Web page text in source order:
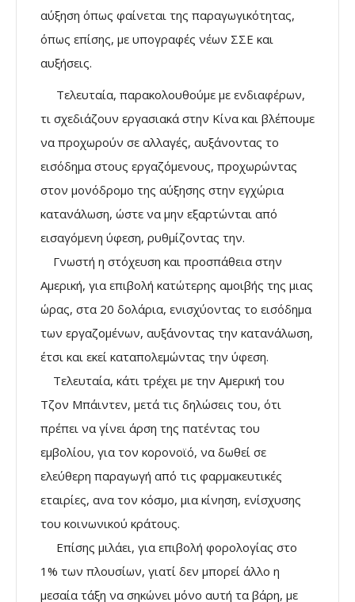
αύξηση όπως φαίνεται της παραγωγικότητας,
όπως επίσης, με υπογραφές νέων ΣΣΕ και
αυξήσεις.
Τελευταία, παρακολουθούμε με ενδιαφέρων,
τι σχεδιάζουν εργασιακά στην Κίνα και βλέπουμε
να προχωρούν σε αλλαγές, αυξάνοντας το
εισόδημα στους εργαζόμενους, προχωρώντας
στον μονόδρομο της αύξησης στην εγχώρια
κατανάλωση, ώστε να μην εξαρτώνται από
εισαγόμενη ύφεση, ρυθμίζοντας την.
Γνωστή η στόχευση και προσπάθεια στην
Αμερική, για επιβολή κατώτερης αμοιβής της μιας
ώρας, στα 20 δολάρια, ενισχύοντας το εισόδημα
των εργαζομένων, αυξάνοντας την κατανάλωση,
έτσι και εκεί καταπολεμώντας την ύφεση.
Τελευταία, κάτι τρέχει με την Αμερική του
Τζον Μπάιντεν, μετά τις δηλώσεις του, ότι
πρέπει να γίνει άρση της πατέντας του
εμβολίου, για τον κορονοϊό, να δωθεί σε
ελεύθερη παραγωγή από τις φαρμακευτικές
εταιρίες, ανα τον κόσμο, μια κίνηση, ενίσχυσης
του κοινωνικού κράτους.
Επίσης μιλάει, για επιβολή φορολογίας στο
1% των πλουσίων, γιατί δεν μπορεί άλλο η
μεσαία τάξη να σηκώνει μόνο αυτή τα βάρη, με